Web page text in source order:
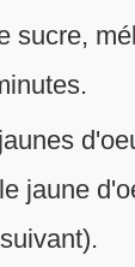
sucre,
jaune